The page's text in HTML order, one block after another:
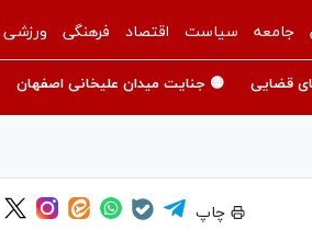
جامعه سیاست اقتصاد فرهنگی ورزشی
قضایی 🟡 جنایت میدان علیخانی اصفهان
چاپ